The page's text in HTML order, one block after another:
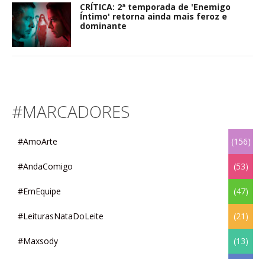
CRÍTICA: 2ª temporada de 'Enemigo
Íntimo' retorna ainda mais feroz e
dominante
#MARCADORES
#AmoArte (156)
#AndaComigo (53)
#EmEquipe (47)
#LeiturasNataDoLeite (21)
#Maxsody (13)